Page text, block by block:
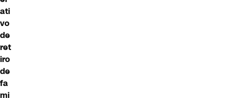
ati
vo
de
ret
iro
de
fa
mi